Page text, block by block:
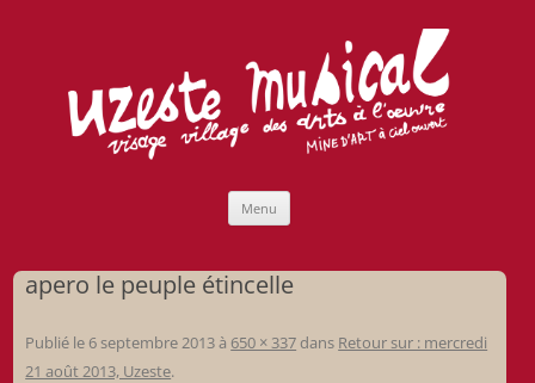
Menu
apero le peuple étincelle
Publié le 6 septembre 2013à 650 × 337dans Retour sur : mercredi
21 août 2013, Uzeste.